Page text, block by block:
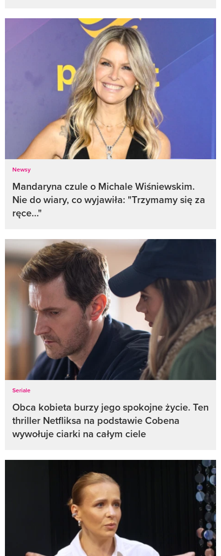
Newsy
Mandaryna czule o Michale Wiśniewskim.
Nie do wiary, co wyjawiła: "Trzymamy się za
ręce..."
Seriale
Obca kobieta burzy jego spokojne życie. Ten
thriller Netfliksa na podstawie Cobena
wywołuje ciarki na całym ciele